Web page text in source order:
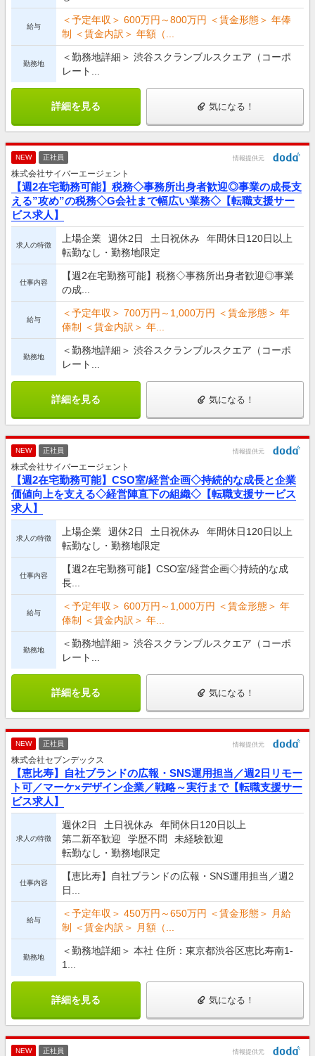
給与
＜予定年収＞ 600万円～800万円 ＜賃金形態＞ 年俸
制 ＜賃金内訳＞ 年額（...
勤務地
＜勤務地詳細＞ 渋谷スクランブルスクエア（コーポ
レート...
詳細を見る 気になる！
NEW 正社員 情報提供元
株式会社サイバーエージェント
【週2在宅勤務可能】税務◇事務所出身者歓迎◎事業の成長支
える”攻め”の税務◇G会社まで幅広い業務◇【転職支援サー
ビス求人】
求人の特徴
上場企業 週休2日 土日祝休み
年間休日120日以上
転勤なし・勤務地限定
仕事内容
【週2在宅勤務可能】税務◇事務所出身者歓迎◎事業
の成...
給与
＜予定年収＞ 700万円～1,000万円 ＜賃金形態＞ 年
俸制 ＜賃金内訳＞ 年...
勤務地
＜勤務地詳細＞ 渋谷スクランブルスクエア（コーポ
レート...
詳細を見る 気になる！
NEW 正社員 情報提供元
株式会社サイバーエージェント
【週2在宅勤務可能】CSO室/経営企画◇持続的な成長と企業
価値向上を支える◇経営陣直下の組織◇【転職支援サービス
求人】
求人の特徴
上場企業 週休2日 土日祝休み
年間休日120日以上
転勤なし・勤務地限定
仕事内容
【週2在宅勤務可能】CSO室/経営企画◇持続的な成
長...
給与
＜予定年収＞ 600万円～1,000万円 ＜賃金形態＞ 年
俸制 ＜賃金内訳＞ 年...
勤務地
＜勤務地詳細＞ 渋谷スクランブルスクエア（コーポ
レート...
詳細を見る 気になる！
NEW 正社員 情報提供元
株式会社セブンデックス
【恵比寿】自社ブランドの広報・SNS運用担当／週2日リモー
ト可／マーケ×デザイン企業／戦略～実行まで【転職支援サー
ビス求人】
求人の特徴
週休2日 土日祝休み
年間休日120日以上
第二新卒歓迎
学歴不問
未経験歓迎
転勤なし・勤務地限定
仕事内容
【恵比寿】自社ブランドの広報・SNS運用担当／週2
日...
給与
＜予定年収＞ 450万円～650万円 ＜賃金形態＞ 月給
制 ＜賃金内訳＞ 月額（...
勤務地
＜勤務地詳細＞ 本社 住所：東京都渋谷区恵比寿南1-
1...
詳細を見る 気になる！
NEW 正社員 情報提供元